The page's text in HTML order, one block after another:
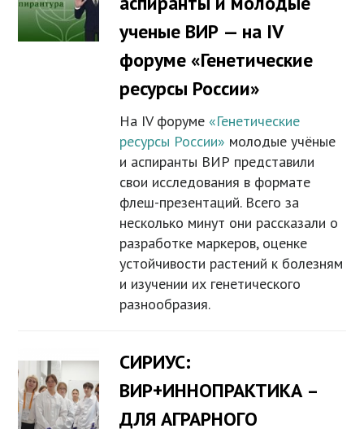
ученые ВИР — на IV
форуме «Генетические
ресурсы России»
На IV форуме«Генетические
ресурсы России» молодые учёные
и аспиранты ВИР представили
свои исследования в формате
флеш-презентаций. Всего за
несколько минут они рассказали о
разработке маркеров, оценке
устойчивости растений к болезням
и изучении их генетического
разнообразия.
СИРИУС:
ВИР+ИННОПРАКТИКА –
ДЛЯ АГРАРНОГО